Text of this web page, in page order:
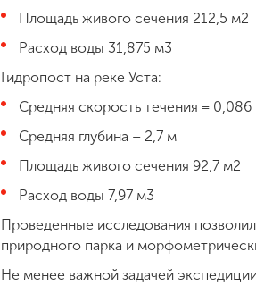
Площадь живого сечения 212,5 м2
Расход воды 31,875 м3
Гидропост на реке Уста:
Средняя скорость течения =
Средняя глубина – 2,7 м
Площадь живого сечения 92,7 м2
Расход воды 7,97 м3
Проведенные исследования
природного парка и
Не менее важной задачей